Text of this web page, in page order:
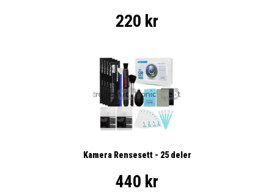
220 kr
Kamera Rensesett - 25 deler
440 kr